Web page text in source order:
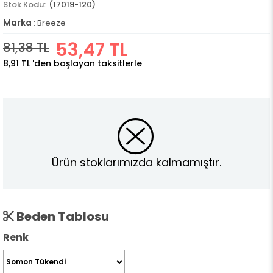
(17019-120)
Marka : Breeze
81,38 TL 53,47 TL
8,91 TL 'den başlayan taksitlerle
Ürün stoklarımızda kalmamıştır.
Beden Tablosu
Renk